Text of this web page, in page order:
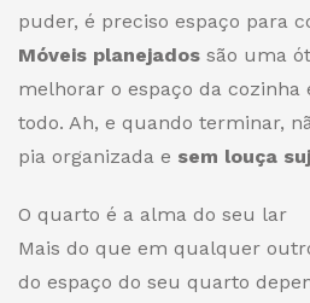
puder, é preciso espaço para
Móveis planejados são uma
melhorar o espaço da
todo. Ah, e quando terminar,
pia organizada e sem louça
O quarto é a alma do seu lar
Mais do que em qualquer
do espaço do seu quarto